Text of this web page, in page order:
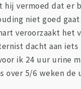
hij vermoed dat er
niet goed
veroorzaakt het
dacht aan
ik 24 uur urine
over 5/6 weken de